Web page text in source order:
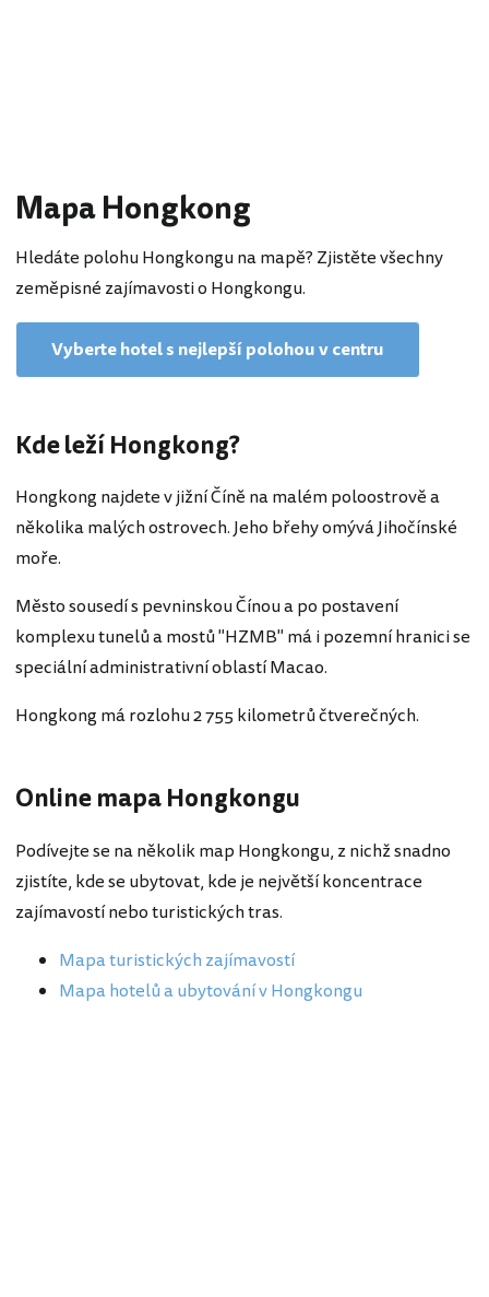
Mapa Hongkong
Hledáte polohu Hongkongu na mapě? Zjistěte všechny
zeměpisné zajímavosti o Hongkongu.
Vyberte hotel s nejlepší polohou v centru
Kde leží Hongkong?
Hongkong najdete v jižní Číně na malém poloostrově a
několika malých ostrovech. Jeho břehy omývá Jihočínské
moře.
Město sousedí s pevninskou Čínou a po postavení
komplexu tunelů a mostů "HZMB" má i pozemní hranici se
speciální administrativní oblastí Macao.
Hongkong má rozlohu 2 755 kilometrů čtverečných.
Online mapa Hongkongu
Podívejte se na několik map Hongkongu, z nichž snadno
zjistíte, kde se ubytovat, kde je největší koncentrace
zajímavostí nebo turistických tras.
Mapa turistických zajímavostí
Mapa hotelů a ubytování v Hongkongu